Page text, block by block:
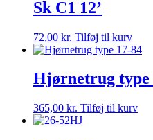
Sk C1 12’
72,00 kr. Tilføj til kurv
Hjørnetrug type
365,00 kr. Tilføj til kurv